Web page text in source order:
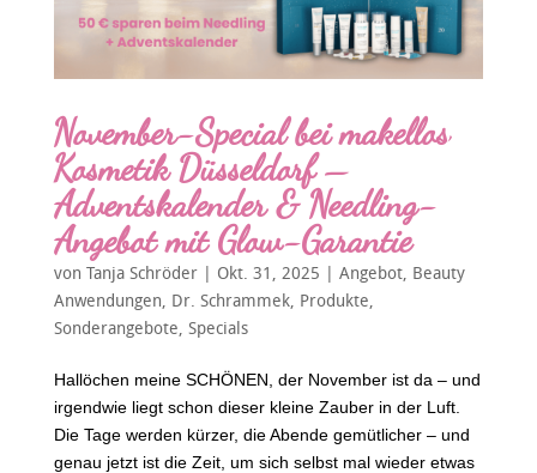
November-Special bei makellos
Kosmetik Düsseldorf –
Adventskalender & Needling-
Angebot mit Glow-Garantie
von Tanja Schröder| Okt. 31, 2025 | Angebot, Beauty
Anwendungen Dr. Schrammek, Produkte
Sonderangebote Specials
Hallöchen meine SCHÖNEN, der November ist da – und
irgendwie liegt schon dieser kleine Zauber in der Luft.
Die Tage werden kürzer, die Abende gemütlicher – und
genau jetzt ist die Zeit, um sich selbst mal wieder etwas